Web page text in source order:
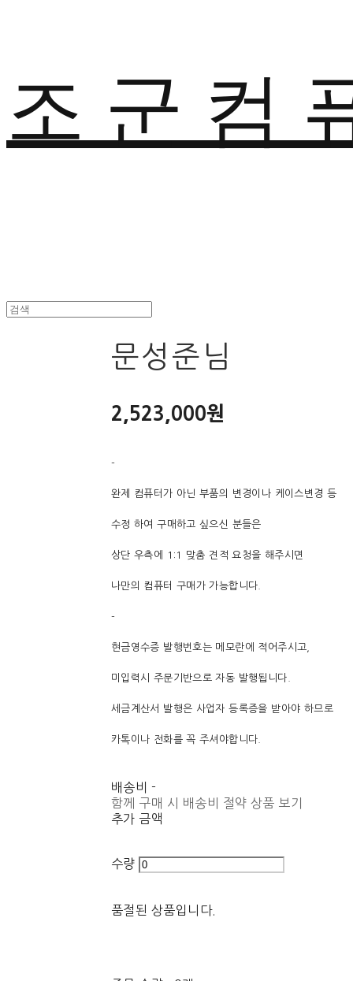
조 군 컴
문성준님
2,523,000원
-
완제 컴퓨터가 아닌 부품의 변경이나 케이스변경 등
수정 하여 구매하고 싶으신 분들은
상단 우측에 1:1 맞춤 견적 요청을 해주시면
나만의 컴퓨터 구매가 가능합니다.
-
현금영수증 발행번호는 메모란에 적어주시고,
미입력시 주문기반으로 자동 발행됩니다.
세금계산서 발행은 사업자 등록증을 받아야 하므로
카톡이나 전화를 꼭 주셔야합니다.
배송비 -
함께 구매 시 배송비 절약 상품 보기
추가 금액
수량
품절된 상품입니다.